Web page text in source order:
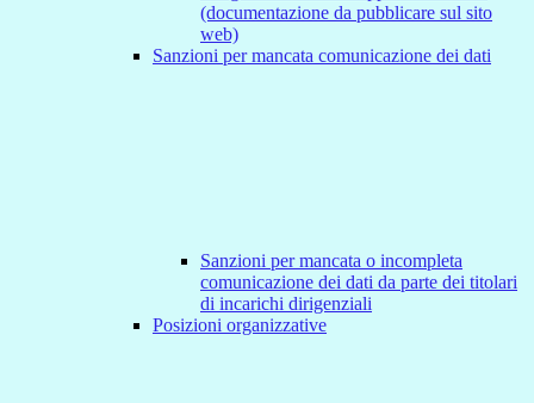
(documentazione da pubblicare sul sito
web)
Sanzioni per mancata comunicazione dei dati
Sanzioni per mancata o incompleta
comunicazione dei dati da parte dei titolari
di incarichi dirigenziali
Posizioni organizzative